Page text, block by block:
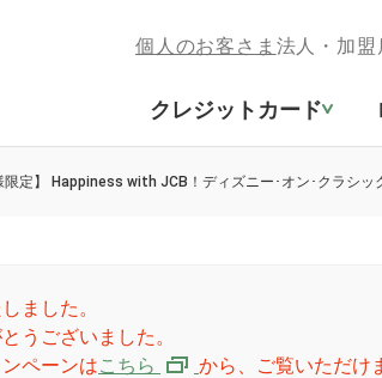
個人のお客さま 法人・加
クレジットカード
限定】 Happiness with JCB！ディズニー･オン･クラシッ
ました。
うございました。
ペーンはこちら から、ご覧いただけ